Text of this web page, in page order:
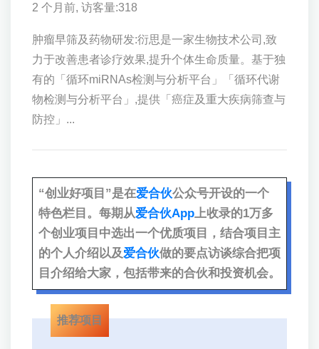
2 个月前, 访客量:318
肿瘤早筛及药物研发:衍思是一家生物技术公司,致
力于改善患者诊疗效果,提升个体生命质量。基于独
有的「循环miRNAs检测与分析平台」「循环代谢
物检测与分析平台」,提供「癌症及重大疾病筛查与
防控」...
“创业好项目”是在爱合伙公众号开设的一个
特色栏目。每期从爱合伙App上收录的1万多
个创业项目中选出一个优质项目，结合项目主
的个人介绍以及爱合伙做的要点访谈综合把项
目介绍给大家，包括带来的合伙和投资机会。
推荐项目